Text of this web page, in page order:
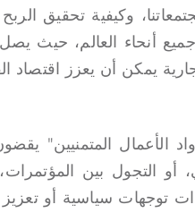
وكيفية تحقيق الربح
يمكن أن يعزز
الأعمال المتمنيين"
أو التجول بين
توجهات سياسية أو